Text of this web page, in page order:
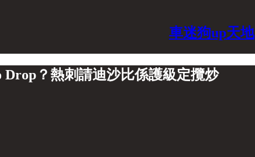
車迷狗up天地
Drop？熱刺請迪沙比係護級定攬炒